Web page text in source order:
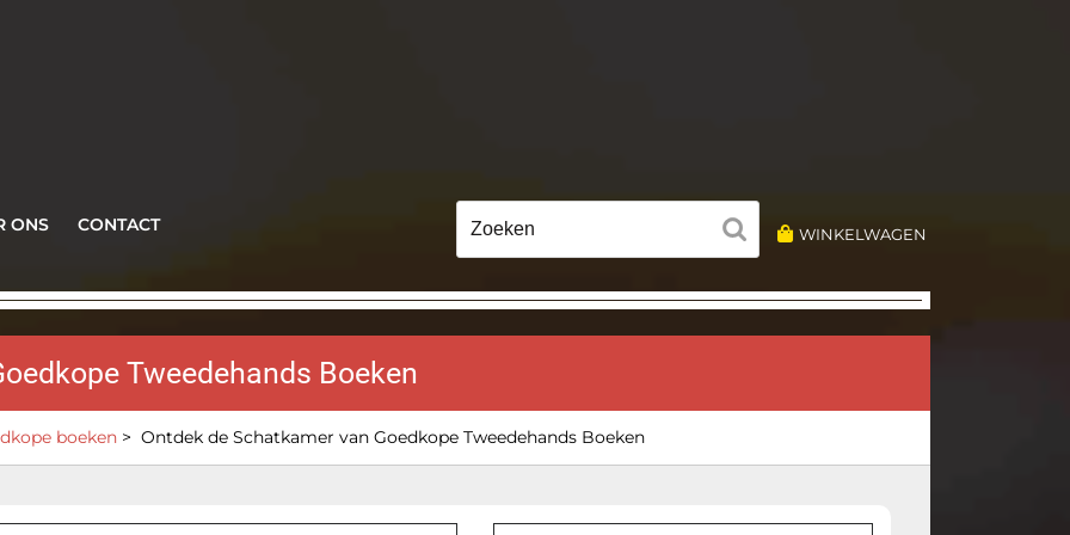
ONS CONTACT
naar:
WINKELWAGEN
Tweedehands Boeken
boeken > Ontdek de Schatkamer van Goedkope Tweedehands Boeken